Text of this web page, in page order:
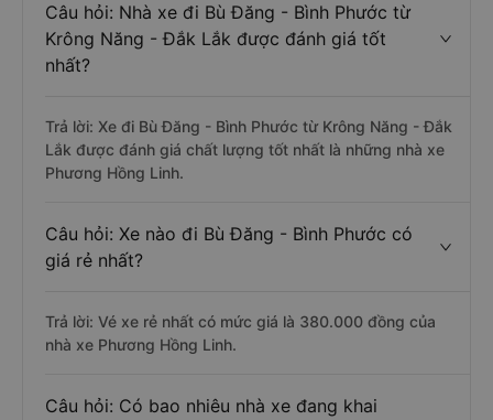
Câu hỏi: Nhà xe đi Bù Đăng - Bình Phước từ
Krông Năng - Đắk Lắk được đánh giá tốt
nhất?
Trả lời: Xe đi Bù Đăng - Bình Phước từ Krông Năng - Đắk
Lắk được đánh giá chất lượng tốt nhất là những nhà xe
Phương Hồng Linh.
Câu hỏi: Xe nào đi Bù Đăng - Bình Phước có
giá rẻ nhất?
Trả lời: Vé xe rẻ nhất có mức giá là 380.000 đồng của
nhà xe Phương Hồng Linh.
Câu hỏi: Có bao nhiêu nhà xe đang khai